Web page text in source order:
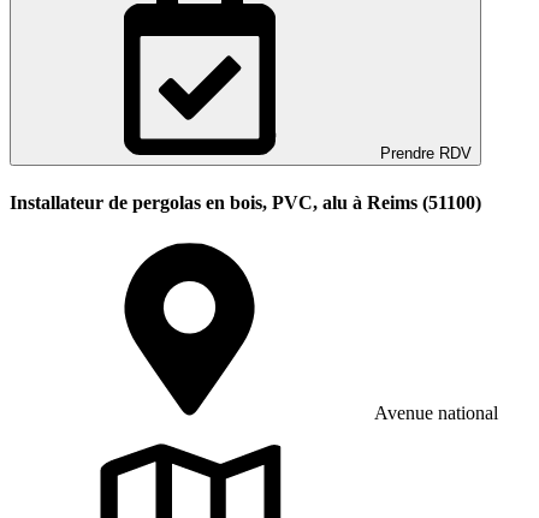
Prendre RDV
Installateur de pergolas en bois, PVC, alu à Reims (51100)
Avenue national